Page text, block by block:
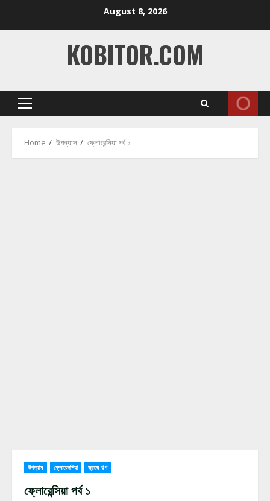
August 8, 2026
KOBITOR.COM
Primary
Home উপন্যাস ফ্লোরেন্সিয়া পর্ব ১
উপন্যাস ফ্লোরেনসিয়া ভুতের গল্প
ফ্লোরেন্সিয়া পর্ব ১